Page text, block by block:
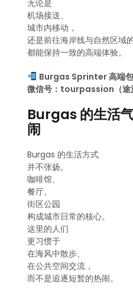
无论是
机场接送、
城市内移动，
还是前往海岸线与自然区域
都能保持一致的高端体验。
Burgas Sprinter 高端
微信号：tourpassion（途
Burgas 的生活
闹
Burgas 的生活方式
并不张扬。
咖啡馆、
餐厅、
街区公园
构成城市日常的核心。
这里的人们
更习惯于
在海风中散步、
在公共空间交流，
而不是追逐短暂的热闹。